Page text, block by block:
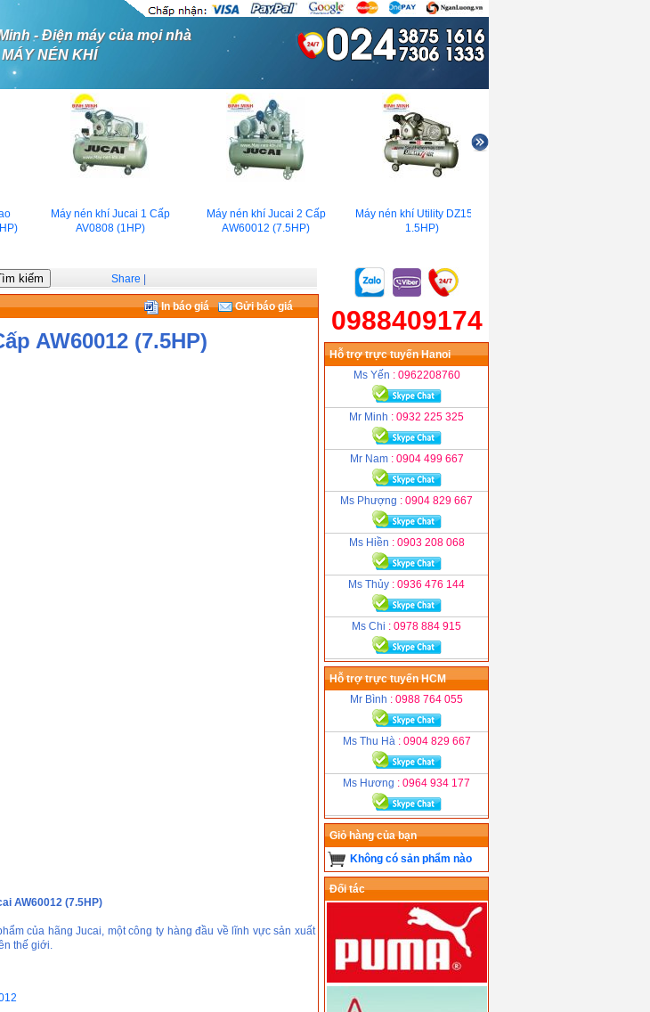
- Điện máy của mọi nhà
NÉN KHÍ
Máy nén khí Jucai 1 Cấp
AV0808 (1HP)
Máy nén khí Jucai 2 Cấp
AW60012 (7.5HP)
Máy nén khí Utility DZ1508(
1.5HP)
Share
In báo giá Gửi báo giá
AW60012 (7.5HP)
AW60012 (7.5HP)
của hãng Jucai, một công ty hàng đầu về lĩnh vực sản xuất
thế giới.
0988409174
Hỗ trợ trực tuyến Hanoi
Ms Yến : 0962208760
Mr Minh : 0932 225 325
Mr Nam : 0904 499 667
Ms Phượng : 0904 829 667
Ms Hiền : 0903 208 068
Ms Thủy : 0936 476 144
Ms Chi : 0978 884 915
Hỗ trợ trực tuyến HCM
Mr Bình : 0988 764 055
Ms Thu Hà : 0904 829 667
Ms Hương : 0964 934 177
Giỏ hàng của bạn
Không có sản phẩm nào
Đối tác